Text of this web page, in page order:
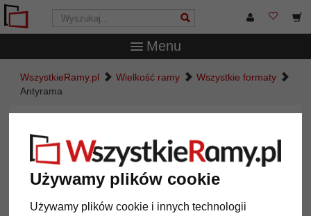
Używamy plików cookie
Używamy plików cookie i innych technologii
Menu
WszystkieRamy.pl Wielkość ramy
Wszystkie formaty
Antyrama